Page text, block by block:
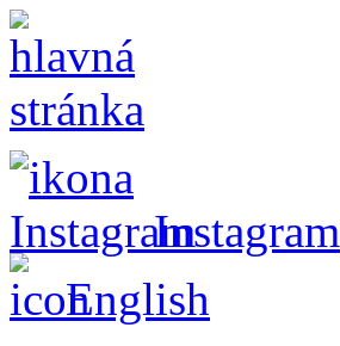
Instagram
English